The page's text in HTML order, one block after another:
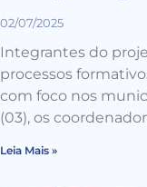
02/07/2025
Integrantes do
processos
com foco nos
(03), os
Leia Mais »